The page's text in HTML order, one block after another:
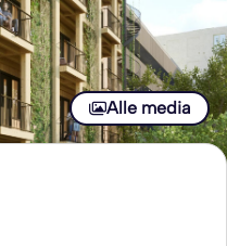
Alle media